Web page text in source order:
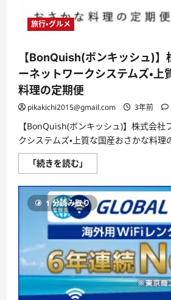
【徹
底
に
つ
い
て
読
旅行・グルメ
【BonQuish(ボンキッシュ)】
ーネットワークシステムズ・上
料理の定期便
pikakichi2015@gmail.com 3年前
【BonQuish(ボンキッシュ)】株式会社
クシステムズ・上質な国産おさかな料理
「続きを読む」
ン
ッ
シ
ュ)】
株
式
会
社
フ
ァ
ミ
リ
ー
ネ
1 分読み取り